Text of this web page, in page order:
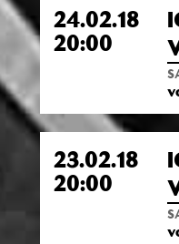
24.02.18
20:00
23.02.18
20:00